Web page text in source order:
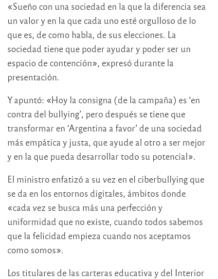
«Sueño con una sociedad en la que la diferencia sea
un valor y en la que cada uno esté orgulloso de lo
que es, de como habla, de sus elecciones. La
sociedad tiene que poder ayudar y poder ser un
espacio de contención», expresó durante la
presentación.
Y apuntó: «Hoy la consigna (de la campaña) es ‘en
contra del bullying’, pero después se tiene que
transformar en ‘Argentina a favor’ de una sociedad
más empática y justa, que ayude al otro a ser mejor
y en la que pueda desarrollar todo su potencial».
El ministro enfatizó a su vez en el ciberbullying que
se da en los entornos digitales, ámbitos donde
«cada vez se busca más una perfección y
uniformidad que no existe, cuando todos sabemos
que la felicidad empieza cuando nos aceptamos
como somos».
Los titulares de las carteras educativa y del Interior